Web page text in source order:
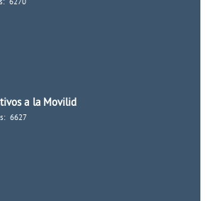
6270
a la Movilid
6627